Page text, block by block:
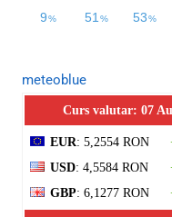
meteoblue
Curs valutar: 07
EUR: 5,2554 RON
USD: 4,5584 RON
GBP: 6,1277 RON